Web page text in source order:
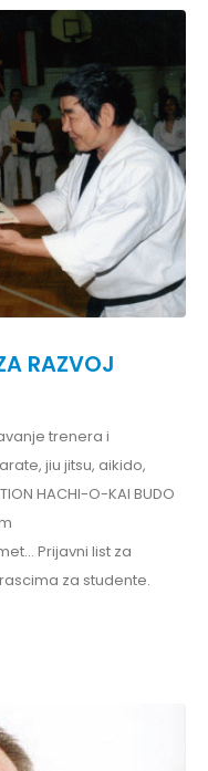
RAZVOJ
trenera i
jiu jitsu, aikido,
HACHI-O-KAI BUDO
Prijavni list za
za studente.